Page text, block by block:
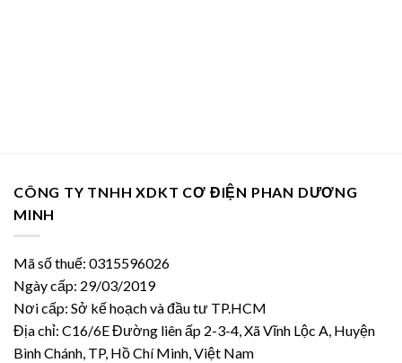
CÔNG TY TNHH XDKT CƠ ĐIỆN PHAN DƯƠNG
MINH
Mã số thuế: 0315596026
Ngày cấp: 29/03/2019
Nơi cấp: Sở kế hoạch và đầu tư TP.HCM
Địa chỉ: C16/6E Đường liên ấp 2-3-4, Xã Vĩnh Lộc A, Huyện
Bình Chánh, TP, Hồ Chí Minh, Việt Nam